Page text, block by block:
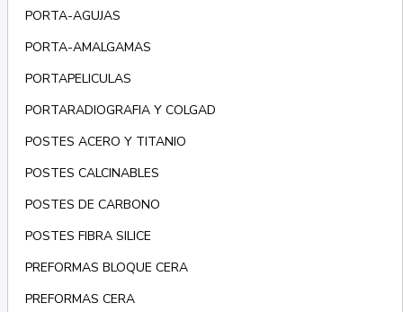
PORTA-AGUJAS
PORTA-AMALGAMAS
PORTAPELICULAS
PORTARADIOGRAFIA Y COLGAD
POSTES ACERO Y TITANIO
POSTES CALCINABLES
POSTES DE CARBONO
POSTES FIBRA SILICE
PREFORMAS BLOQUE CERA
PREFORMAS CERA